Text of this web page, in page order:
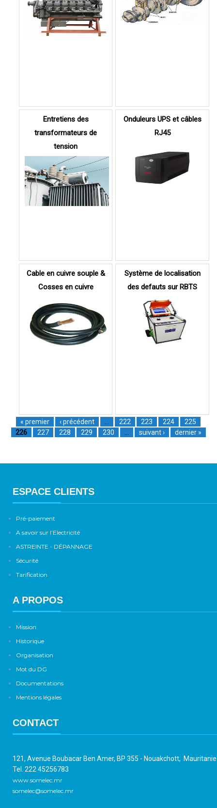
Onduleurs UPS et câbles
RJ45
Entretiens des
transformateurs de
tension
Système de localisation
des defauts sur RBTS
Cable en cuivre souple &
Cosses en cuivre
« premier ‹ précédent 222 223 224
225
226
227 228 229 230 suivant › dernier »
ESPACE CLIENTS
Pré-paiement
A savoir sur l’Electricité
ASTREINTE - DÉPANNAGE
Sécurité
Tarification
A PROPOS
Mission
Historique
Organisation
Mot du DG
Documentations
Mentions légales
CONTACT
121, Avenue Boubacar Ben Amer, BP 355 - Nouakchott,
Tel. 222 45256783
www.somelec.mr
somelec@somelec.mr